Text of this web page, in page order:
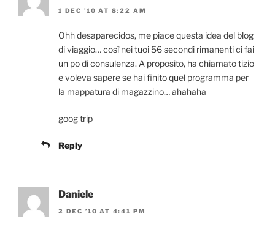
1 DEC ’10 AT 8:22 AM
Ohh desaparecidos, me piace questa idea del blog
di viaggio… così nei tuoi 56 secondi rimanenti ci fai
un po di consulenza. A proposito, ha chiamato tizio
e voleva sapere se hai finito quel programma per
la mappatura di magazzino… ahahaha
goog trip
Reply
Daniele
2 DEC ’10 AT 4:41 PM